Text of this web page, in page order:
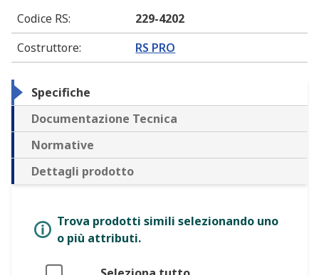
Codice RS:
229-4202
Costruttore: RS PRO
Specifiche
Documentazione Tecnica
Normative
Dettagli prodotto
Trova prodotti simili selezionando uno
o più attributi.